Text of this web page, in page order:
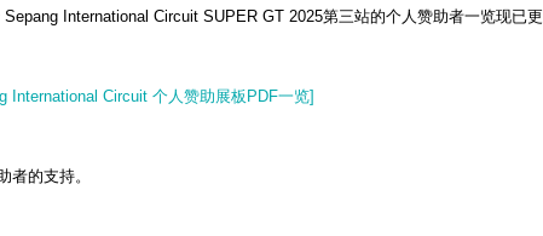
International Circuit SUPER GT 2025第三站的个人赞助者一览现已更
International Circuit 个人赞助展板PDF一览]
者的支持。